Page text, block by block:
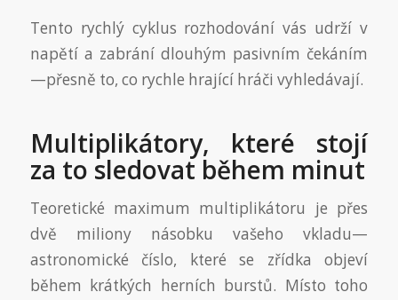
Tento rychlý cyklus rozhodování vás udrží v
napětí a zabrání dlouhým pasivním čekáním
—přesně to, co rychle hrající hráči vyhledávají.
Multiplikátory, které stojí
za to sledovat během minut
Teoretické maximum multiplikátoru je přes
dvě miliony násobku vašeho vkladu—
astronomické číslo, které se zřídka objeví
během krátkých herních burstů. Místo toho